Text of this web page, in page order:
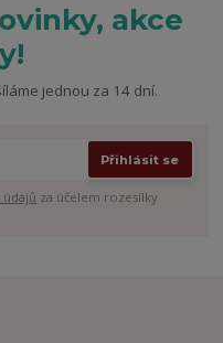
akce
jednou za 14 dní.
Přihlásit se
za účelem rozesílky